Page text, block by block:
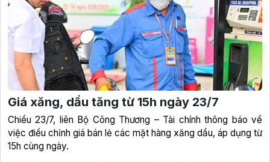
Giá xăng, dầu tăng từ 15h ngày 23/7
Chiều 23/7, liên Bộ Công Thương – Tài chính thông báo về
việc điều chỉnh giá bán lẻ các mặt hàng xăng dầu, áp dụng từ
15h cùng ngày.